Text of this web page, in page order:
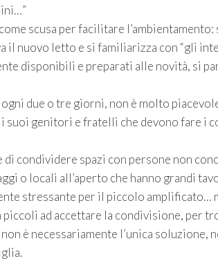
scusa per facilitare l’ambientamento:
il nuovo letto e si familiarizza con “gli
disponibili e preparati alle novità, si
due o tre giorni, non è molto
suoi genitori e fratelli che devono fare i
condividere spazi con persone non
o locali all’aperto che hanno grandi
stressante per il piccolo amplificato…
ad accettare la condivisione, per
è necessariamente l’unica soluzione,